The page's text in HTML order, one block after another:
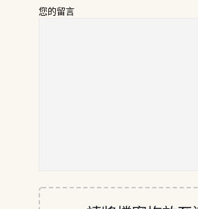
您的留言